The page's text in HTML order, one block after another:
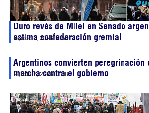
Duro revés de Milei en Senado
estima confederación gremial
agosto 7, 202614:50
Argentinos convierten peregrinación
marcha contra el gobierno
agosto 7, 202611:08